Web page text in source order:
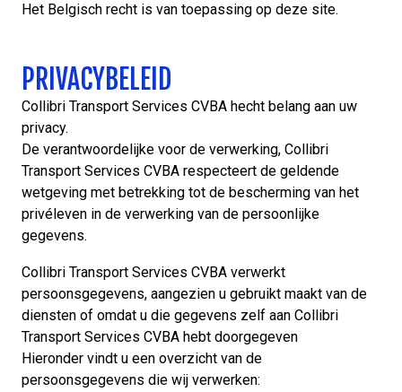
Het Belgisch recht is van toepassing op deze site.
PRIVACYBELEID
Collibri Transport Services CVBA hecht belang aan uw
privacy.
De verantwoordelijke voor de verwerking, Collibri
Transport Services CVBA respecteert de geldende
wetgeving met betrekking tot de bescherming van het
privéleven in de verwerking van de persoonlijke
gegevens.
Collibri Transport Services CVBA verwerkt
persoonsgegevens, aangezien u gebruikt maakt van de
diensten of omdat u die gegevens zelf aan Collibri
Transport Services CVBA hebt doorgegeven
Hieronder vindt u een overzicht van de
persoonsgegevens die wij verwerken: